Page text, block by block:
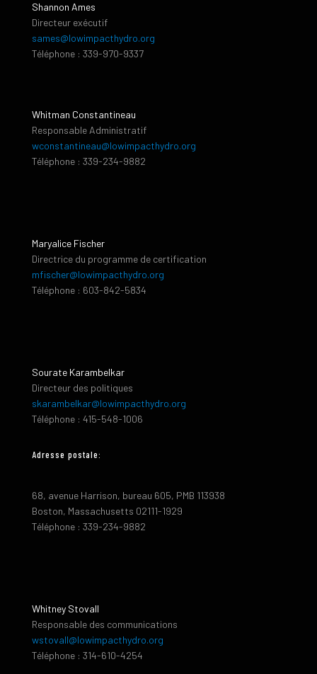
Shannon Ames
Directeur exécutif
sames@lowimpacthydro.org
Téléphone : 339-970-9337
Whitman Constantineau
Responsable Administratif
wconstantineau@lowimpacthydro.org
Téléphone : 339-234-9882
Maryalice Fischer
Directrice du programme de certification
mfischer@lowimpacthydro.org
Téléphone : 603-842-5834
Sourate Karambelkar
Directeur des politiques
skarambelkar@lowimpacthydro.org
Téléphone : 415-548-1006
Adresse postale:
68, avenue Harrison, bureau 605, PMB 113938
Boston, Massachusetts 02111-1929
Téléphone : 339-234-9882
Whitney Stovall
Responsable des communications
wstovall@lowimpacthydro.org
Téléphone : 314-610-4254